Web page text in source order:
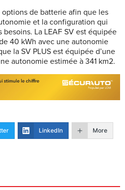
options de batterie afin que les
et la configuration qui
La LEAF SV est équipée
40 kWh avec une autonomie
la SV PLUS est équipée d’une
autonomie estimée à 341 km2.
LinkedIn More